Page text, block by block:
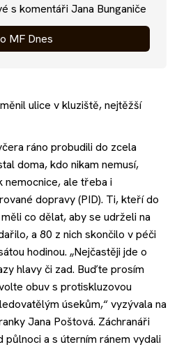
specializace
Novinky
Akce
Kontakt
si poradit
s komentáři Jana Bunganiče
MF Dnes
ulice v kluziště, nejtěžší
ráno probudili do zcela
doma, kdo nikam nemusí,
nemocnice, ale třeba i
dopravy (PID). Ti, kteří do
co dělat, aby se udrželi na
a 80 z nich skončilo v péči
hodinou. „Nejčastěji jde o
hlavy či zad. Buďte prosím
obuv s protiskluzovou
úsekům,“ vyzývala na
Jana Poštová. Záchranáři
a s úterním ránem vydali